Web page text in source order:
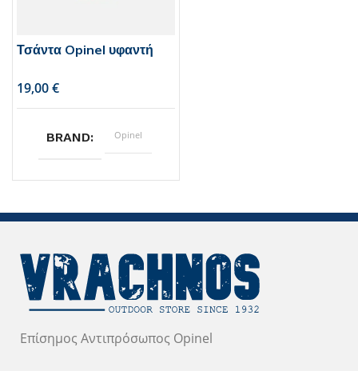
Τσάντα Opinel υφαντή
€
BRAND Opinel
Επίσημος Αντιπρόσωπος Opinel